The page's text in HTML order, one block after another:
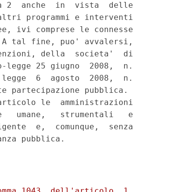
2  anche  in  vista  delle
programmi e interventi
ivi comprese le connesse
tal fine, puo' avvalersi,
della  societa'  di
25 giugno  2008,  n.
6  agosto  2008,  n.
partecipazione pubblica.
le  amministrazioni
umane,   strumentali   e
e,  comunque,  senza